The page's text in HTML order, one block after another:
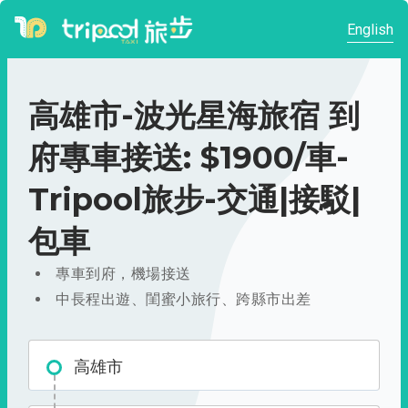
English
高雄市-波光星海旅宿 到
府專車接送: $1900/車-
Tripool旅步-交通|接駁|
包車
專車到府，機場接送
中長程出遊、閨蜜小旅行、跨縣市出差
高雄市